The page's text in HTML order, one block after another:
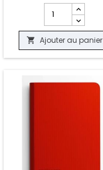
VILOET - 288
ULTRA PRO REGULAR
Champ
 Ajouter au panier